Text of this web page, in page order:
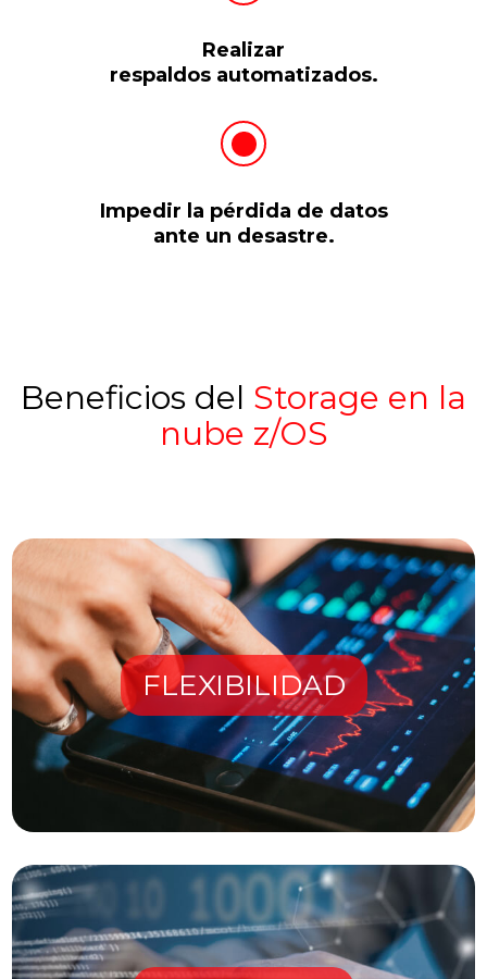
Realizar
respaldos automatizados.
Impedir la pérdida de datos
ante un desastre.
Beneficios del Storage en la
nube z/OS
FLEXIBILIDAD